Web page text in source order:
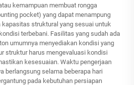
kemampuan membuat rongga
pocket) yang dapat menampung
struktural yang sesuai untuk
terbebani. Fasilitas yang sudah ada
umumnya menyediakan kondisi yang
struktur harus mengevaluasi kondisi
kesesuaian. Waktu pengerjaan
berlangsung selama beberapa hari
pada kebutuhan persiapan